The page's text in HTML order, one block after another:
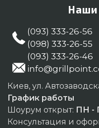
Наши
(093) 333-26-56
(098) 333-26-55
(093) 333-26-46
Киев, ул.
График работы
Шоурум открыт: ПН -
Консультация и